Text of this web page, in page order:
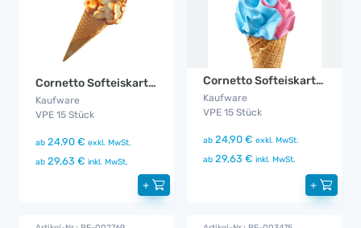
Cornetto Softeiskartusche Caramel
Kaufware
VPE 15 Stück
ab 24,90 € exkl. MwSt.
ab 29,63 € inkl. MwSt.
+
Cornetto Softeiskartusche Galaxy
Kaufware
VPE 15 Stück
ab 24,90 € exkl. MwSt.
ab 29,63 € inkl. MwSt.
+